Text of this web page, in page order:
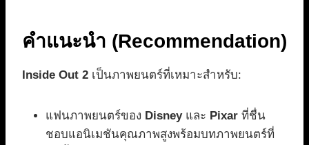
คำแนะนำ (Recommendation)
Inside Out 2 เป็นภาพยนตร์ที่เหมาะสำหรับ:
แฟนภาพยนตร์ของ Disneyและ Pixar ที่ชื่น
ชอบแอนิเมชันคุณภาพสูงพร้อมบทภาพยนตร์ที่